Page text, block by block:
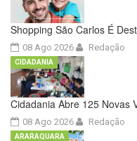
Shopping São Carlos É
08 Ago 2026 Redação
Cidadania Abre 125 Novas
08 Ago 2026
CIDADANIA
Redação
ARARAQUARA